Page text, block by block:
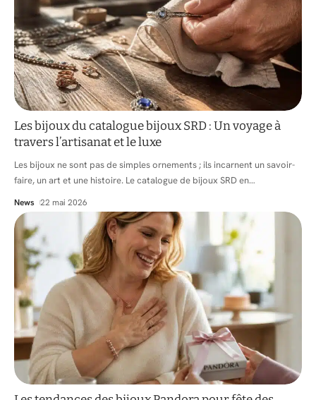
Les bijoux du catalogue bijoux SRD : Un voyage à
travers l’artisanat et le luxe
Les bijoux ne sont pas de simples ornements ; ils incarnent un savoir-
faire, un art et une histoire. Le catalogue de bijoux SRD en…
News 22 mai 2026